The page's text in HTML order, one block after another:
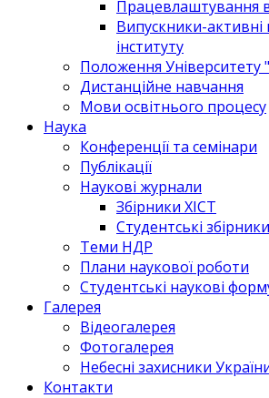
Працевлаштування
Випускники-
інституту
Положення Університету
Дистанційне навчання
Мови освітнього процесу
Наука
Конференції та семінари
Публікації
Наукові журнали
Збірники ХІСТ
Студентські
Теми НДР
Плани наукової роботи
Студентські наукові
Галерея
Відеогалерея
Фотогалерея
Небесні захисники
Контакти